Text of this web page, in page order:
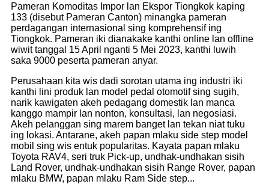
Pameran Komoditas Impor lan Ekspor Tiongkok kaping
133 (disebut Pameran Canton) minangka pameran
perdagangan internasional sing komprehensif ing
Tiongkok. Pameran iki dianakake kanthi online lan offline
wiwit tanggal 15 April nganti 5 Mei 2023, kanthi luwih
saka 9000 peserta pameran anyar.
Perusahaan kita wis dadi sorotan utama ing industri iki
kanthi lini produk lan model pedal otomotif sing sugih,
narik kawigaten akeh pedagang domestik lan manca
kanggo mampir lan nonton, konsultasi, lan negosiasi.
Akeh pelanggan sing marem banget lan tekan niat tuku
ing lokasi. Antarane, akeh papan mlaku side step model
mobil sing wis entuk popularitas. Kayata papan mlaku
Toyota RAV4, seri truk Pick-up, undhak-undhakan sisih
Land Rover, undhak-undhakan sisih Range Rover, papan
mlaku BMW, papan mlaku Ram Side step...